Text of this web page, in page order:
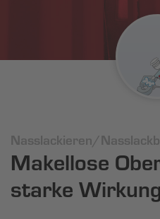
Nasslackieren/
Makellose
starke Wirkung